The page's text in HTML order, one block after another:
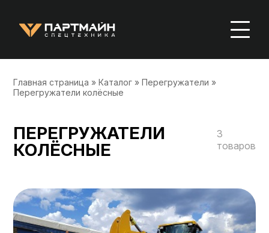
Главная страница »Каталог »Перегружатели »
Перегружатели колёсные
ПЕРЕГРУЖАТЕЛИ
КОЛЁСНЫЕ
3
товаров